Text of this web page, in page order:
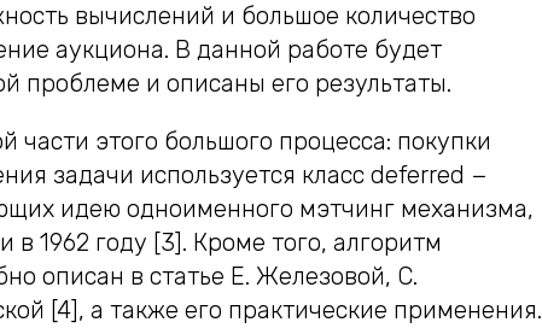
вычислений и большое количество
аукциона. В данной работе будет
проблеме и описаны его результаты.
этого большого процесса: покупки
задачи используется класс deferred −
идею одноименного мэтчинг механизма,
1962 году [3]. Кроме того, алгоритм
описан в статье Е. Железовой, С.
[4], а также его практические применения.